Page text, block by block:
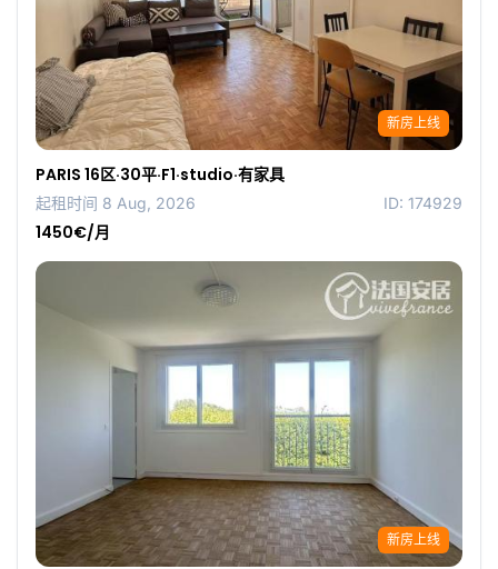
新房上线
PARIS 16区·30平·F1·studio·有家具
起租时间 8 Aug, 2026 ID: 174929
1450€/月
新房上线